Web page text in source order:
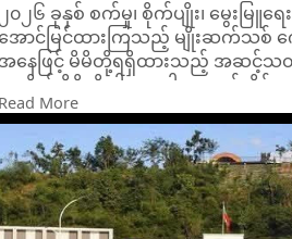
၀၂၆ ခုနှစ် စက်မှု၊ စိုက်ပျိုး၊ မွေးမြူရ
ောင်မြင်ထားကြသည့် မျိုးဆက်သစ် ကျေ
နေဖြင့် မိမိတို့ရရှိထားသည့် အဆင့်သတ်
လိုက် မိမိတို့ ဝါသနာပါရာ သက်ဆိုင်ရ
ျားကို စတင်လျှောက်ထားနိုင်ပြီဖြစ်ကြ
သိုင်းအဝိုင်းထံမှ သိရသည်။
ျောင်းသား၊ ကျောင်းသူများ အဆင်ပြ
ျှောက်ထားနိုင်ရန်အတွက် ဘာသာရ
လိုက် တက်ရောက်ခွင့်ရှိမည့် ပညာရေး
ါအတိုင်း စနစ်တကျ ခွဲခြားသတ်မှတ်
More